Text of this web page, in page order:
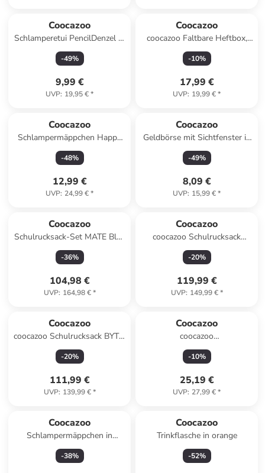
Coocazoo
Schlamperetui PencilDenzel in
Laserbeam Plum
-49%
9,99 €
UVP: 19,95 €*
Coocazoo
coocazoo Faltbare Heftbox,
Blue
-10%
17,99 €
UVP: 19,99 €*
Coocazoo
Schlampermäppchen Happy
Raindrops in blau
-48%
12,99 €
UVP: 24,99 €*
Coocazoo
Geldbörse mit Sichtfenster in
Happy Raindrops
-49%
8,09 €
UVP: 15,99 €*
Coocazoo
Schulrucksack-Set MATE Blue
Motion in blau 2-teilig
-36%
104,98 €
UVP: 164,98 €*
Coocazoo
coocazoo Schulrucksack
MATE, Boho Glam
-20%
119,99 €
UVP: 149,99 €*
Coocazoo
coocazoo Schulrucksack BYTE,
Bloomy Daisy
-20%
111,99 €
UVP: 139,99 €*
Coocazoo
coocazoo
Schlampermäppchen,
Reflective Splash
-10%
25,19 €
UVP: 27,99 €*
Coocazoo
Schlampermäppchen in
Cloudy Camou
-38%
Coocazoo
Trinkflasche in orange
-52%